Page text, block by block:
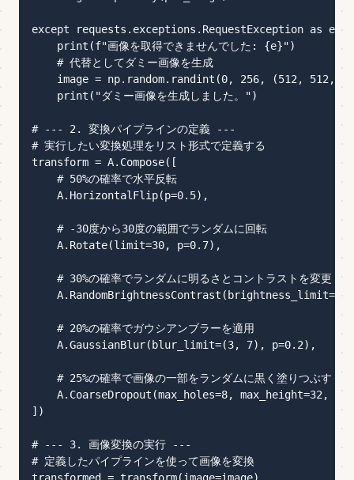
except requests.exceptions.RequestException as e:
    print(f"画像を取得できませんでした: {e}")
    # 代替としてダミー画像を生成
image = np.random.randint(0, 256, (512, 512,
    print("ダミー画像を生成しました。")
# --- 2. 変換パイプラインの定義 ---
# 実行したい変換処理をリスト形式で定義する
transform = A.Compose([
    # 50%の確率で水平反転
    A.HorizontalFlip(p=0.5),
    # -30度から30度の範囲でランダムに回転
    A.Rotate(limit=30, p=0.7),
    # 30%の確率でランダムに明るさとコントラストを変更
    # 20%の確率でガウシアンブラーを適用
    A.GaussianBlur(blur_limit=(3, 7), p=0.2),
# 25%の確率で画像の一部をランダムに黒く塗りつぶす
A.CoarseDropout(max_holes=8, max_height=32,
])
# --- 3. 画像変換の実行 ---
# 定義したパイプラインを使って画像を変換